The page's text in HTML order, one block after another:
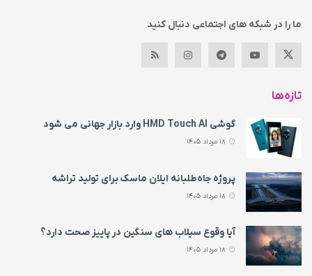
ما را در شبکه های اجتماعی دنبال کنید
تازه‌ها
گوشی HMD Touch AI وارد بازار جهانی می‌ شود
پروژه جاه‌طلبانه ایلان ماسک برای تولید تراشه
آیا وقوع سیلاب های سنگین در پاییز صحت دارد؟